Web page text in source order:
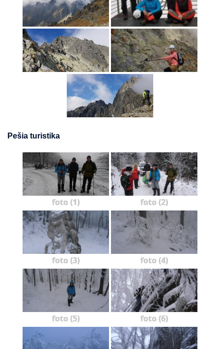
Pešia turistika
foto (1) foto (2)
foto (3) foto (4)
foto (5) foto (6)